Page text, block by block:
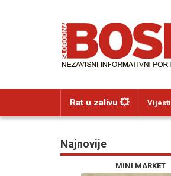
Rat u zalivu 💥 Vijesti
Najnovije
MINI MARKET